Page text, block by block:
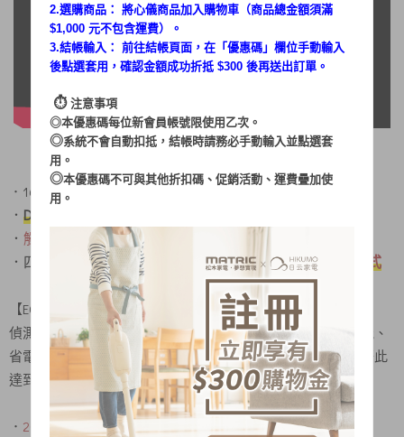
．16吋大風扇
． DC節能馬達
． 觸控面板，操作方便又省力
．四種模式：正常風、自然風、睡眠風及 ECO智能溫控模式
【ECO智能溫控模式】
偵測週遭環境的溫度，來調整自身的風量輸出，藉此達到節能、
省電的目，若室內的溫度下降了，風扇也會跟著調低轉速，藉此
達到全方位的省電節能，省去手動操縱、定時的麻煩
． 20段風量、1-15小時定時
2.選購商品： 將心儀商品加入購物車（商品總金額須滿
$1,000 元不包含運費）。
3.結帳輸入： 前往結帳頁面，在「 優惠碼 」欄位手動輸入
後點選套用，確認金額成功折抵 $300 後再送出訂單。
⏱︎ 注意事項
◎本優惠碼每位新會員帳號限使用乙次。
◎系統不會自動扣抵，結帳時請務必手動輸入並點選套
用。
◎本優惠碼不可與其他折扣碼、促銷活動、運費疊加使
用。